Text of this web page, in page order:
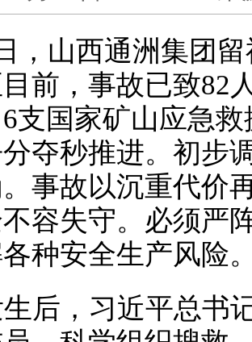
，山西通洲集团
前，事故已致82
支国家矿山应急
夺秒推进。初步
事故以沉重代价
容失守。必须严
种安全生产风险
后，习近平总书